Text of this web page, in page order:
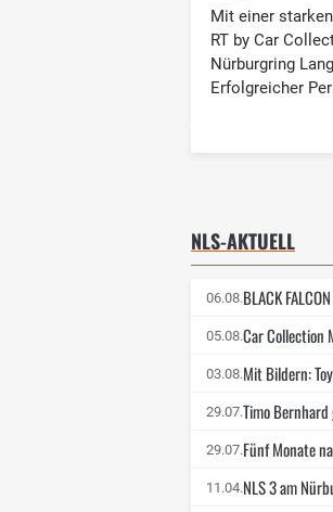
Mit einer
RT by Car
Nürburgring
Erfolgreicher
NLS-AKTUELL
BLACK
06.08.
Car Collection
05.08.
Mit Bildern:
03.08.
Timo
29.07.
Fünf Monate
29.07.
NLS 3 am
11.04.